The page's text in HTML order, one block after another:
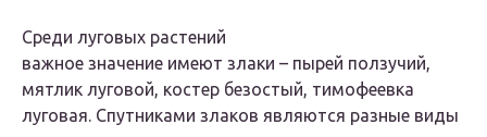
Среди луговых растений
важное значение имеют злаки – пырей ползучий,
мятлик луговой, костер безостый, тимофеевка
луговая. Спутниками злаков являются разные виды